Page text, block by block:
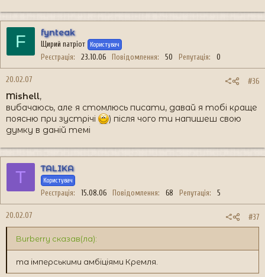
F fynteak
Щирий патріот Користувач
Реєстрація 23.10.06 Повідомлення 50 Репутація 0
20.02.07 #36
Mishell,
вибачаюсь, але я стомлюсь писати, давай я тобі краще
поясню при зустрічі
) після чого ти напишеш свою
думку в даній темі
T TALIKA
Користувач
Реєстрація 15.08.06 Повідомлення 68 Репутація 5
20.02.07 #37
Burberry сказав(ла):
та імперськими амбіціями Кремля.